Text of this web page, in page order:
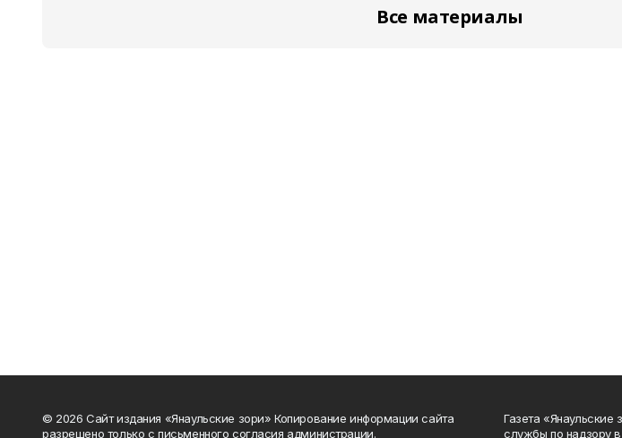
Все материалы
© 2026 Сайт издания «Янаульские зори» Копирование информации сайта
разрешено только с письменного согласия администрации.
Газета
службы по надзору